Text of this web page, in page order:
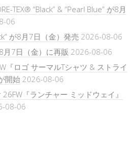
TEX® “Black” & “Pearl Blue” が8月
06
が8月7日（金）発売 2026-08-06
月7日（金）に再販 2026-08-06
『ロゴ サーマルTシャツ & ストライ
開始 2026-08-06
『ランチャー ミッドウェイ』
08-06